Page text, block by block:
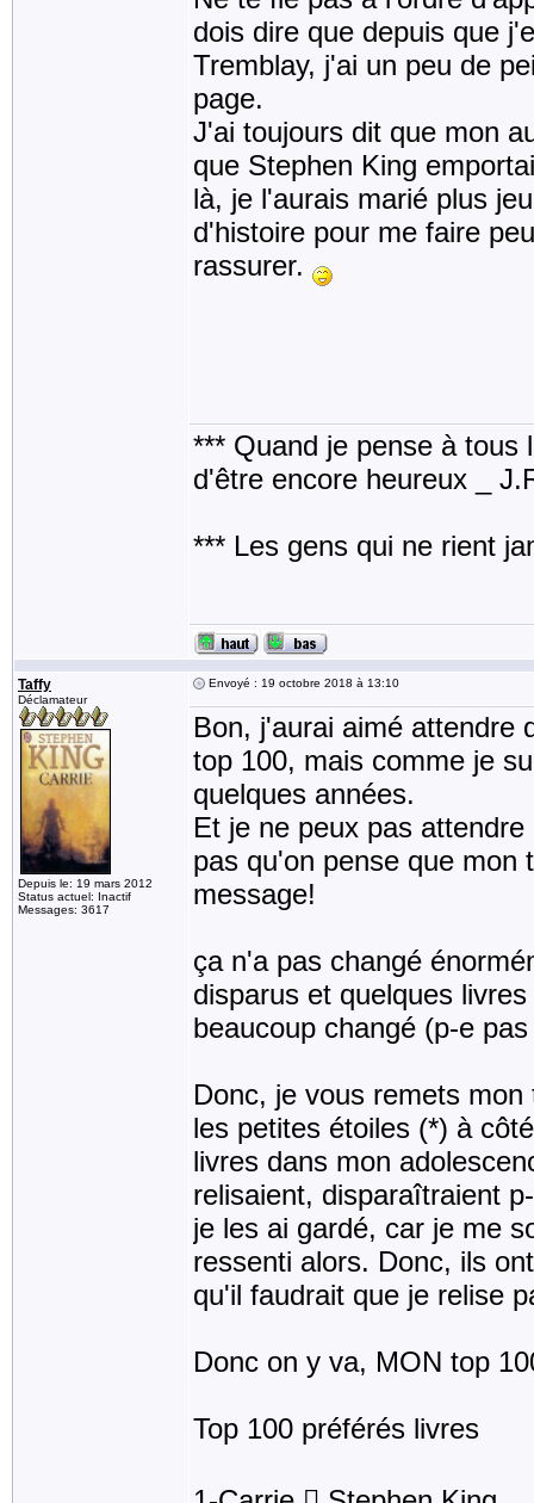
dois dire que depuis que
Tremblay, j'ai un peu de
page.
J'ai toujours dit que mon
que Stephen King
là, je l'aurais marié plus
d'histoire pour me faire
rassurer.
*** Quand je pense à tous
d'être encore heureux _
*** Les gens qui ne rient
Taffy
Déclamateur
Depuis le: 19 mars 2012
Status actuel: Inactif
Messages: 3617
Envoyé : 19 octobre 2018 à 13:10
Bon, j'aurai aimé attendre
top 100, mais comme je
quelques années.
Et je ne peux pas
pas qu'on pense que mon
message!
ça n'a pas changé
disparus et quelques
beaucoup changé (p-e
Donc, je vous remets
les petites étoiles (*) à
livres dans mon
relisaient, disparaîtraient
je les ai gardé, car je me
ressenti alors. Donc, ils
qu'il faudrait que je relise
Donc on y va, MON top
Top 100 préférés livres